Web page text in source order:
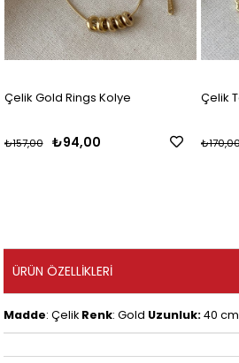
Çelik Taşlı Knight Kolye
₺103,00
ÜRÜN ÖZELLIKLERI
Madde: Çelik Renk: Gold Uzunluk:40 cm